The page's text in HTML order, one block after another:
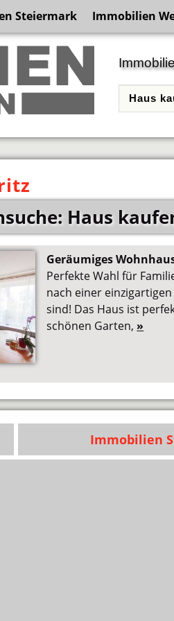
Steiermark Immobilien
Haus
Geräumiges
Perfekte Wahl für
nach einer
sind! Das Haus ist
schönen Garten, »
Immobilien